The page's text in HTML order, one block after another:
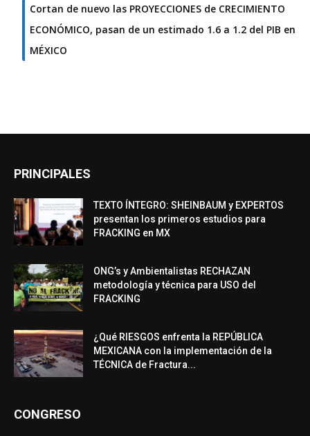
Cortan de nuevo las PROYECCIONES de CRECIMIENTO
ECONÓMICO, pasan de un estimado 1.6 a 1.2 del PIB en
MÉXICO
PRINCIPALES
TEXTO ÍNTEGRO: SHEINBAUM y EXPERTOS
presentan los primeros estudios para
FRACKING en MX
ONG’s y Ambientalistas RECHAZAN
metodología y técnica para USO del
FRACKING
¿Qué RIESGOS enfrenta la REPÚBLICA
MEXICANA con la implementación de la
TÉCNICA de Fractura...
CONGRESO